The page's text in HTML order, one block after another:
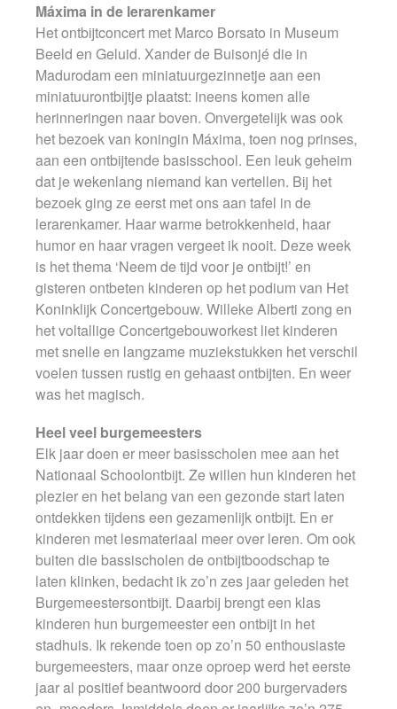
Máxima in de lerarenkamer
Het ontbijtconcert met Marco Borsato in Museum
Beeld en Geluid. Xander de Buisonjé die in
Madurodam een miniatuurgezinnetje aan een
miniatuurontbijtje plaatst: ineens komen alle
herinneringen naar boven. Onvergetelijk was ook
het bezoek van koningin Máxima, toen nog prinses,
aan een ontbijtende basisschool. Een leuk geheim
dat je wekenlang niemand kan vertellen. Bij het
bezoek ging ze eerst met ons aan tafel in de
lerarenkamer. Haar warme betrokkenheid, haar
humor en haar vragen vergeet ik nooit. Deze week
is het thema ‘Neem de tijd voor je ontbijt!’ en
gisteren ontbeten kinderen op het podium van Het
Koninklijk Concertgebouw. Willeke Alberti zong en
het voltallige Concertgebouworkest liet kinderen
met snelle en langzame muziekstukken het verschil
voelen tussen rustig en gehaast ontbijten. En weer
was het magisch.
Heel veel burgemeesters
Elk jaar doen er meer basisscholen mee aan het
Nationaal Schoolontbijt. Ze willen hun kinderen het
plezier en het belang van een gezonde start laten
ontdekken tijdens een gezamenlijk ontbijt. En er
kinderen met lesmateriaal meer over leren. Om ook
buiten die bassischolen de ontbijtboodschap te
laten klinken, bedacht ik zo’n zes jaar geleden het
Burgemeestersontbijt. Daarbij brengt een klas
kinderen hun burgemeester een ontbijt in het
stadhuis. Ik rekende toen op zo’n 50 enthousiaste
burgemeesters, maar onze oproep werd het eerste
jaar al positief beantwoord door 200 burgervaders